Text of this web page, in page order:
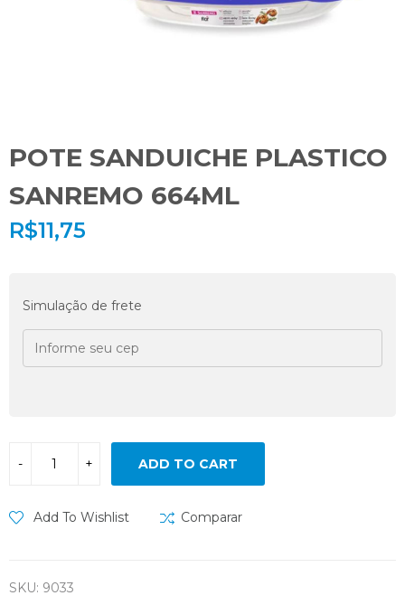
POTE SANDUICHE PLASTICO
SANREMO 664ML
R$11,75
Simulação de frete
ADD TO CART
Add To Wishlist Comparar
SKU: 9033